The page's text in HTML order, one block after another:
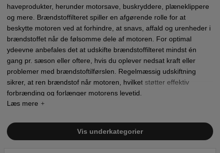
haveprodukter, herunder motorsave, buskryddere, plæneklippere
og mere. Brændstoffilteret spiller en afgørende rolle for at
beskytte motoren ved at forhindre, at snavs, affald og urenheder i
brændstoffet når de følsomme dele af motoren. For optimal
ydeevne anbefales det at udskifte brændstoffilteret mindst én
gang pr. sæson eller oftere, hvis du oplever nedsat kraft eller
problemer med brændstoftilførslen. Regelmæssig udskiftning
sikrer, at ren brændstof når motoren, hvilket støtter effektiv
forbrænding og forlænger motorens levetid.
Vis underkategorier